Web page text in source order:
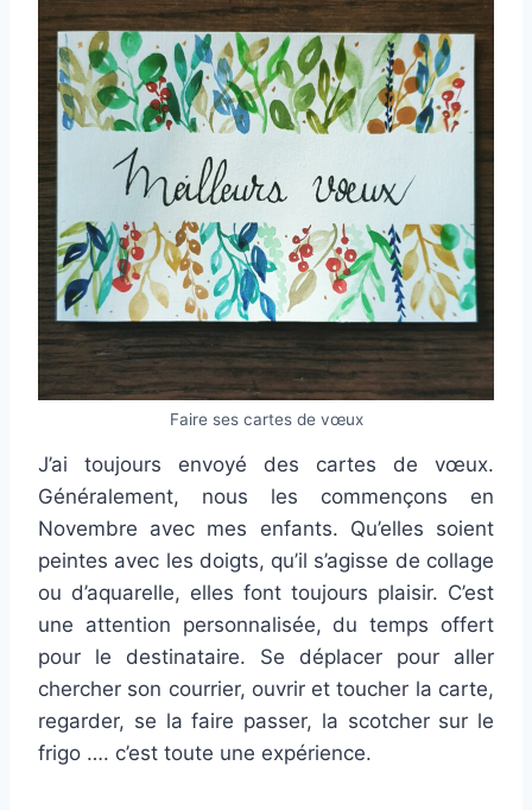
Faire ses cartes de vœux
J’ai toujours envoyé des cartes de vœux.
Généralement, nous les commençons en
Novembre avec mes enfants. Qu’elles soient
peintes avec les doigts, qu’il s’agisse de collage
ou d’aquarelle, elles font toujours plaisir. C’est
une attention personnalisée, du temps offert
pour le destinataire. Se déplacer pour aller
chercher son courrier, ouvrir et toucher la carte,
regarder, se la faire passer, la scotcher sur le
frigo …. c’est toute une expérience.